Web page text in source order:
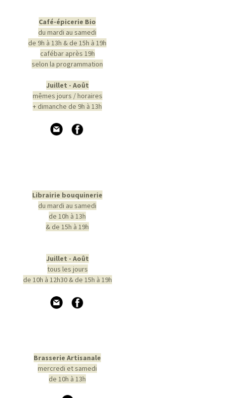
Café-épicerie Bio
du mardi au samedi
de 9h à 13h & de 15h à 19h
cafébar après 19h
selon la programmation
Juillet - Août
mêmes jours / horaires
+ dimanche de 9h à 13h
Librairie bouquinerie
du mardi au samedi
de 10h à 13h
& de 15h à 19h
Juillet - Août
tous les jours
de 10h à 12h30 & de 15h à 19h
Brasserie Artisanale
mercredi et samedi
de 10h à 13h